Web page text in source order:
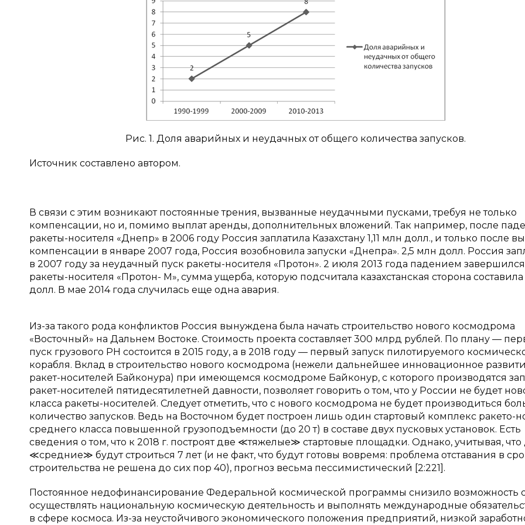
Рис. 1. Доля аварийных и неудачных от общего количества запусков.
Источник составлено автором.
В связи с этим возникают постоянные трения, вызванные неудачными пусками, требуя не только
компенсации, но и, помимо выплат аренды, дополнительных вложений. Так например, после
ракеты-носителя «Днепр» в 2006 году Россия заплатила Казахстану 1,11 млн долл., и только после
компенсации в январе 2007 года, Россия возобновила запуски «Днепра». 2,5 млн долл. Россия
в 2007 году за неудачный пуск ракеты-носителя «Протон». 2 июля 2013 года падением завершился
ракеты-носителя «Протон- М», сумма ущерба, которую подсчитала казахстанская сторона
долл. В мае 2014 года случилась еще одна авария.
Из-за такого рода конфликтов Россия вынуждена была начать строительство нового космодрома
«Восточный» на Дальнем Востоке. Стоимость проекта составляет 300 млрд рублей. По плану —
пуск грузового РН состоится в 2015 году, а в 2018 году — первый запуск пилотируемого
корабля. Вклад в строительство нового космодрома (нежели дальнейшее инновационное
ракет-носителей Байконура) при имеющемся космодроме Байконур, с которого производятся
ракет-носителей пятидесятилетней давности, позволяет говорить о том, что у России не будет
класса ракеты-носителей. Следует отметить, что с нового космодрома не будет производиться
количество запусков. Ведь на Восточном будет построен лишь один стартовый комплекс ракето-
среднего класса повышенной грузоподъемности (до 20 т) в составе двух пусковых установок. Есть
сведения о том, что к 2018 г. построят две ≪тяжелые≫ стартовые площадки. Однако, учитывая, что
≪средние≫ будут строиться 7 лет (и не факт, что будут готовы вовремя: проблема отставания в
строительства не решена до сих пор 40), прогноз весьма пессимистический [2:221].
Постоянное недофинансирование Федеральной космической программы снизило возможность
осуществлять национальную космическую деятельность и выполнять международные
в сфере космоса. Из-за неустойчивого экономического положения предприятий, низкой